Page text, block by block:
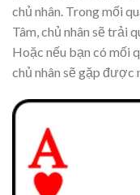
chủ nhân. Trong mối
Tâm, chủ nhân sẽ trải
Hoặc nếu bạn có mối
chủ nhân sẽ gặp